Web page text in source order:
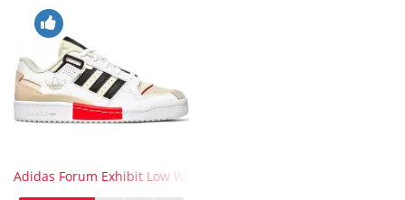
Adidas Forum Exhibit Low White Vivid Red